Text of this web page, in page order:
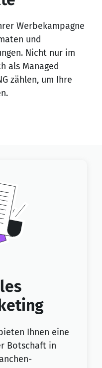
Werbekampagne
und
Nicht nur im
als Managed
zählen, um Ihre
Ihnen eine
Botschaft in